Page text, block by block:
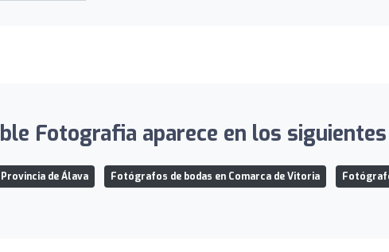
Fotografia aparece en los
de Álava Fotógrafos de bodas en Comarca de Vitoria